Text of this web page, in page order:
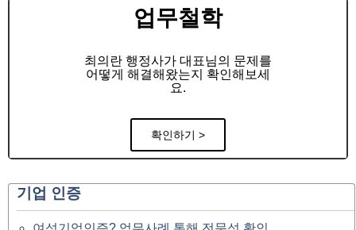
업무철학
최의란 행정사가 대표님의 문제를
어떻게 해결해왔는지 확인해보세
요.
확인하기 >
기업 인증